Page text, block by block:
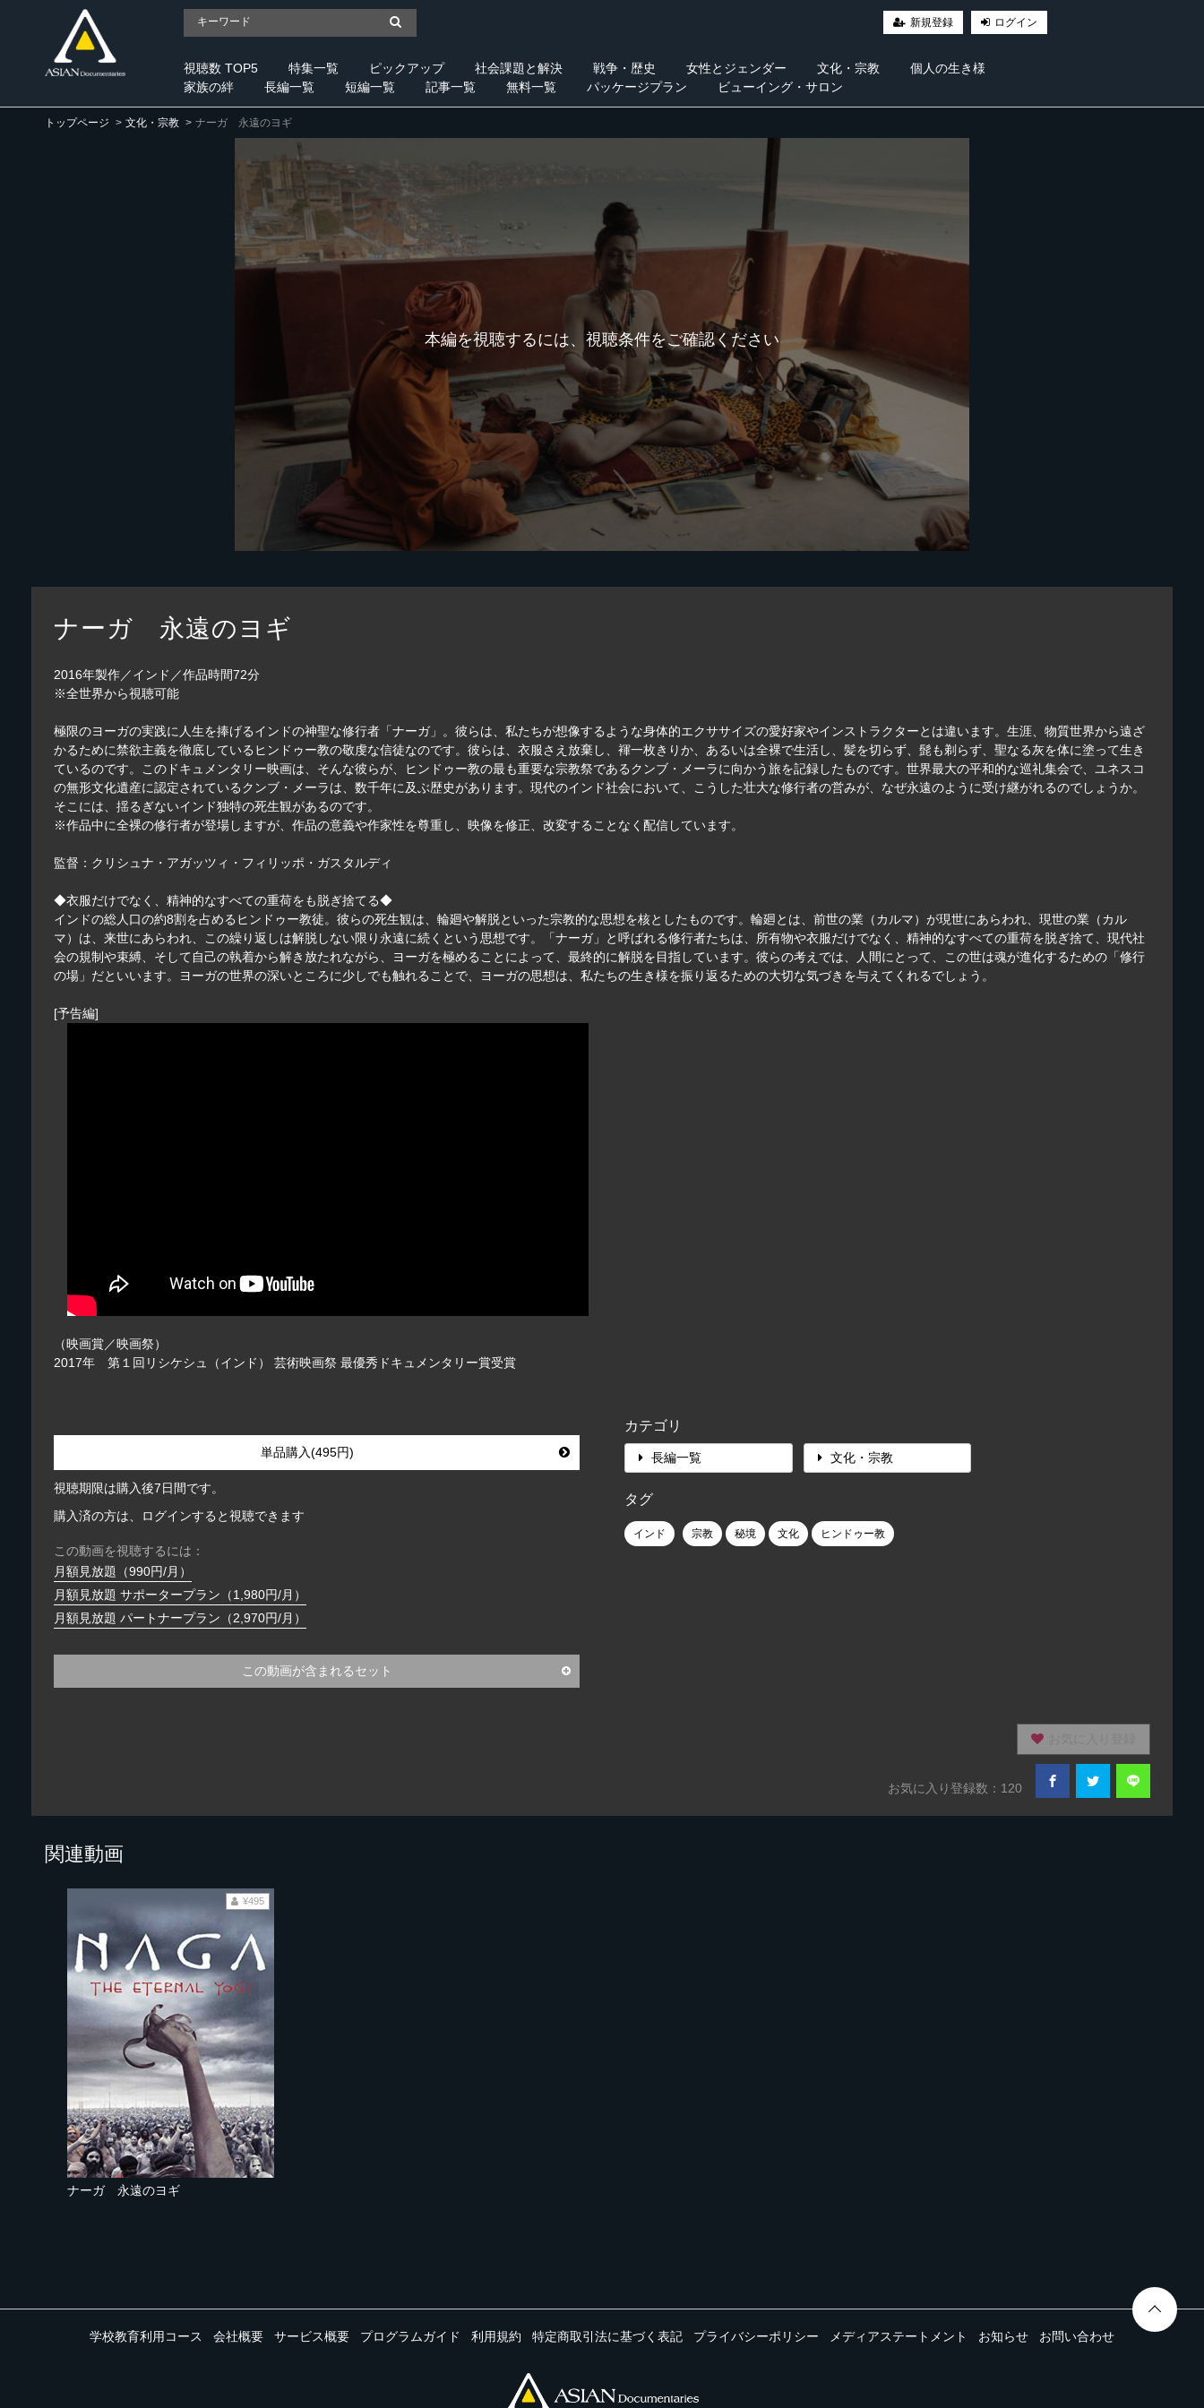
新規登録 ログイン
視聴数 TOP5 特集一覧 ピックアップ 社会課題と解決 戦争・歴史 女性とジェンダー 文化・宗教
個人の生き様
家族の絆
長編一覧 短編一覧 記事一覧 無料一覧 パッケージプラン ビューイング・サロン
トップページ 文化・宗教 ナーガ 永遠のヨギ
本編を視聴するには、視聴条件をご確認ください
ナーガ 永遠のヨギ
2016年製作／インド／作品時間72分
※全世界から視聴可能
極限のヨーガの実践に人生を捧げるインドの神聖な修行者「ナーガ」。彼らは、私たちが想像するような身体的エクササイズの愛好家やインストラクターとは違います。生涯、物質世界から遠ざ
かるために禁欲主義を徹底しているヒンドゥー教の敬虔な信徒なのです。彼らは、衣服さえ放棄し、褌一枚きりか、あるいは全裸で生活し、髪を切らず、髭も剃らず、聖なる灰を体に塗って生き
ているのです。このドキュメンタリー映画は、そんな彼らが、ヒンドゥー教の最も重要な宗教祭であるクンブ・メーラに向かう旅を記録したものです。世界最大の平和的な巡礼集会で、ユネスコ
の無形文化遺産に認定されているクンブ・メーラは、数千年に及ぶ歴史があります。現代のインド社会において、こうした壮大な修行者の営みが、なぜ永遠のように受け継がれるのでしょうか。
そこには、揺るぎないインド独特の死生観があるのです。
※作品中に全裸の修行者が登場しますが、作品の意義や作家性を尊重し、映像を修正、改変することなく配信しています。
監督：クリシュナ・アガッツィ・フィリッポ・ガスタルディ
◆衣服だけでなく、精神的なすべての重荷をも脱ぎ捨てる◆
インドの総人口の約8割を占めるヒンドゥー教徒。彼らの死生観は、輪廻や解脱といった宗教的な思想を核としたものです。輪廻とは、前世の業（カルマ）が現世にあらわれ、現世の業（カル
マ）は、来世にあらわれ、この繰り返しは解脱しない限り永遠に続くという思想です。「ナーガ」と呼ばれる修行者たちは、所有物や衣服だけでなく、精神的なすべての重荷を脱ぎ捨て、現代社
会の規制や束縛、そして自己の執着から解き放たれながら、ヨーガを極めることによって、最終的に解脱を目指しています。彼らの考えでは、人間にとって、この世は魂が進化するための「修行
の場」だといいます。ヨーガの世界の深いところに少しでも触れることで、ヨーガの思想は、私たちの生き様を振り返るための大切な気づきを与えてくれるでしょう。
[予告編]
（映画賞／映画祭）
2017年 第１回リシケシュ（インド） 芸術映画祭 最優秀ドキュメンタリー賞受賞
単品購入(495円)
視聴期限は購入後7日間です。
購入済の方は、ログインすると視聴できます
この動画を視聴するには：
月額見放題（990円/月）
月額見放題 サポータープラン（1,980円/月）
月額見放題 パートナープラン（2,970円/月）
この動画が含まれるセット
カテゴリ
長編一覧 文化・宗教
タグ
インド 宗教 秘境 文化 ヒンドゥー教
お気に入り登録数：120
関連動画
ナーガ 永遠のヨギ
¥495
学校教育利用コース 会社概要 サービス概要 プログラムガイド 利用規約 特定商取引法に基づく表記 プライバシーポリシー メディアステートメント お知らせ お問い合わせ